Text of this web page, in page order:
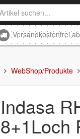
Versandkostenfrei
WebShop/Produkte
Indasa
8+1Loch